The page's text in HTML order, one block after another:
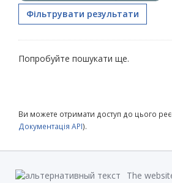
Фільтрувати результати
Попробуйте пошукати ще.
Ви можете отримати доступ до цього
Документація API).
The